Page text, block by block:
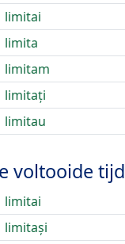
limitai
limita
limitam
limitați
limitau
voltooide tijd
limitai
limitași